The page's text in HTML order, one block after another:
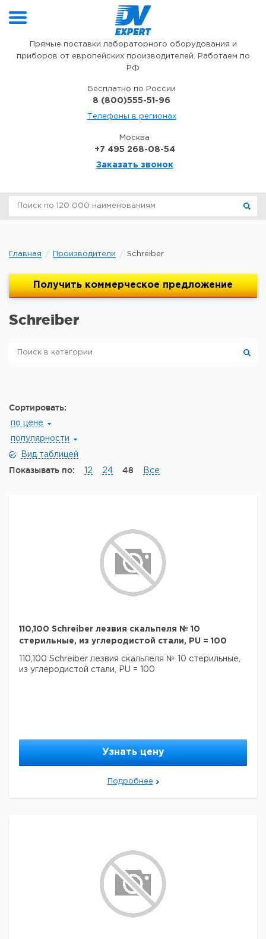
Прямые поставки лабораторного оборудования и
приборов от европейских производителей. Работаем по
РФ
Бесплатно по России
8 (800)555-51-96
Телефоны в регионах
Москва
+7 495 268-08-54
Заказать звонок
Главная Производители Schreiber
Получить коммерческое предложение
Schreiber
Сортировать:
по цене
популярности
Вид таблицей
Показывать по: 12 24 48 Все
110,100 Schreiber лезвия скальпеля № 10
стерильные, из углеродистой стали, PU = 100
110,100 Schreiber лезвия скальпеля № 10 стерильные,
из углеродистой стали, PU = 100
Узнать цену
Подробнее